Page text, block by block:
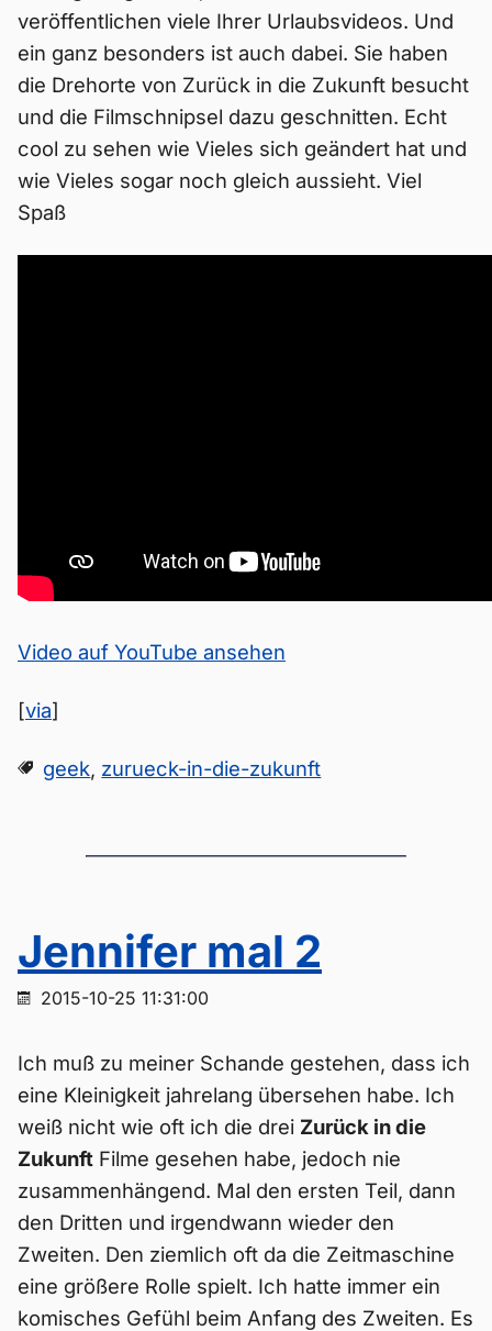
veröffentlichen viele Ihrer Urlaubsvideos. Und
ein ganz besonders ist auch dabei. Sie haben
die Drehorte von Zurück in die Zukunft besucht
und die Filmschnipsel dazu geschnitten. Echt
cool zu sehen wie Vieles sich geändert hat und
wie Vieles sogar noch gleich aussieht. Viel
Spaß
Video auf YouTube ansehen
[via]
geek, zurueck-in-die-zukunft
Jennifer mal 2
2015-10-25 11:31:00
Ich muß zu meiner Schande gestehen, dass ich
eine Kleinigkeit jahrelang übersehen habe. Ich
weiß nicht wie oft ich die drei Zurück in die
Zukunft Filme gesehen habe, jedoch nie
zusammenhängend. Mal den ersten Teil, dann
den Dritten und irgendwann wieder den
Zweiten. Den ziemlich oft da die Zeitmaschine
eine größere Rolle spielt. Ich hatte immer ein
komisches Gefühl beim Anfang des Zweiten. Es